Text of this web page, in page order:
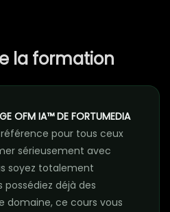
la formation
OFM IA™ DE FORTUMEDIA
pour tous ceux
sérieusement avec
soyez totalement
déjà des
domaine, ce cours vous